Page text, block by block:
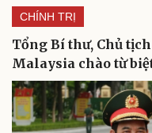
CHÍNH TRỊ
Tổng Bí thư, Chủ
Malaysia chào từ